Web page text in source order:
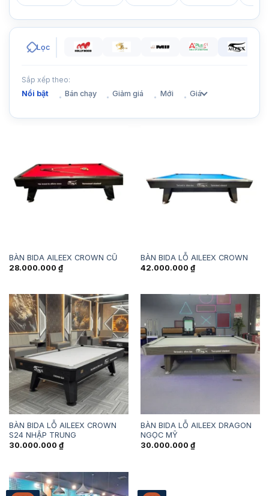
Lọc
Sắp xếp theo:
Nổi bật
Bán chạy Giảm giá Mới Giá
BÀN BIDA AILEEX CROWN CŨ
28.000.000 ₫
BÀN BIDA LỖ AILEEX CROWN
42.000.000 ₫
BÀN BIDA LỖ AILEEX CROWN
S24 NHẬP TRUNG
30.000.000 ₫
BÀN BIDA LỖ AILEEX DRAGON
NGỌC MỸ
30.000.000 ₫